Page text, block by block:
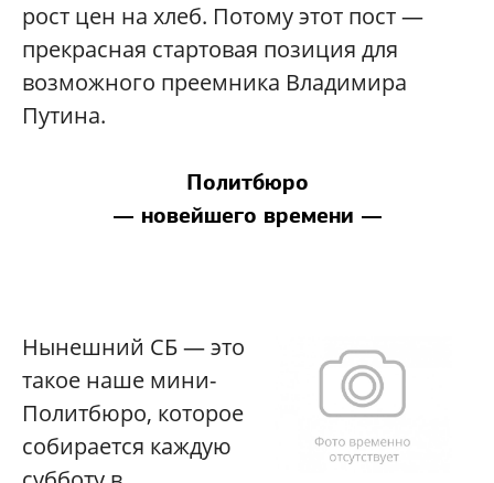
рост цен на хлеб. Потому этот пост —
прекрасная стартовая позиция для
возможного преемника Владимира
Путина.
Политбюро
— новейшего времени —
Нынешний СБ — это
такое наше мини-
Политбюро, которое
собирается каждую